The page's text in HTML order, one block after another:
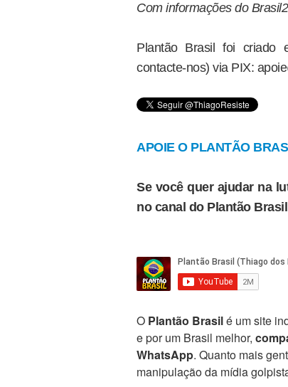
Com informações do
Plantão Brasil foi criado
contacte-nos) via PIX:
APOIE O PLANTÃO
Se você quer ajudar na
no canal do Plantão
O Plantão Brasilé um site
e por um Brasil melhor,
WhatsApp. Quanto mais
manipulação da mídia